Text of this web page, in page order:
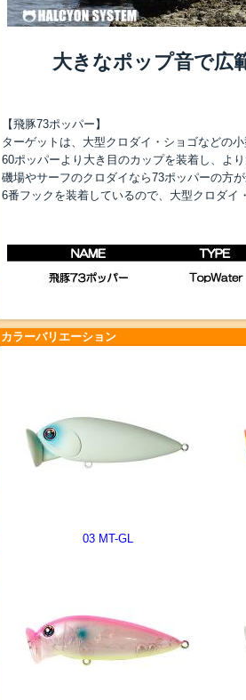
大きなポップ音で広
【飛豚73ポッパー】
ターゲットは、大型クロダイ・ショゴなどの小
60ポッパーより大き目のカップを装着し、よ
磯場やサーフのクロダイなら73ポッパーの方が
6番フックを装着しているので、大型クロダイ
カラーバリエーション
03 MT-GL